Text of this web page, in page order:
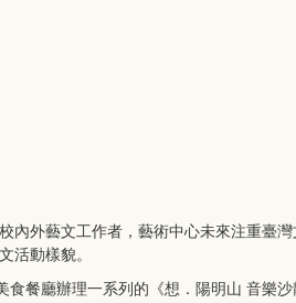
內外藝文工作者，藝術中心未來注重臺
活動樣貌。
餐廳辦理一系列的《想．陽明山 音樂